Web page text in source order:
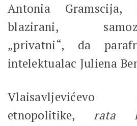
Antonia
blazirani,
„privatni“, da
intelektualac Juliena
Vlaisavljevićevo
etnopolitike,rata